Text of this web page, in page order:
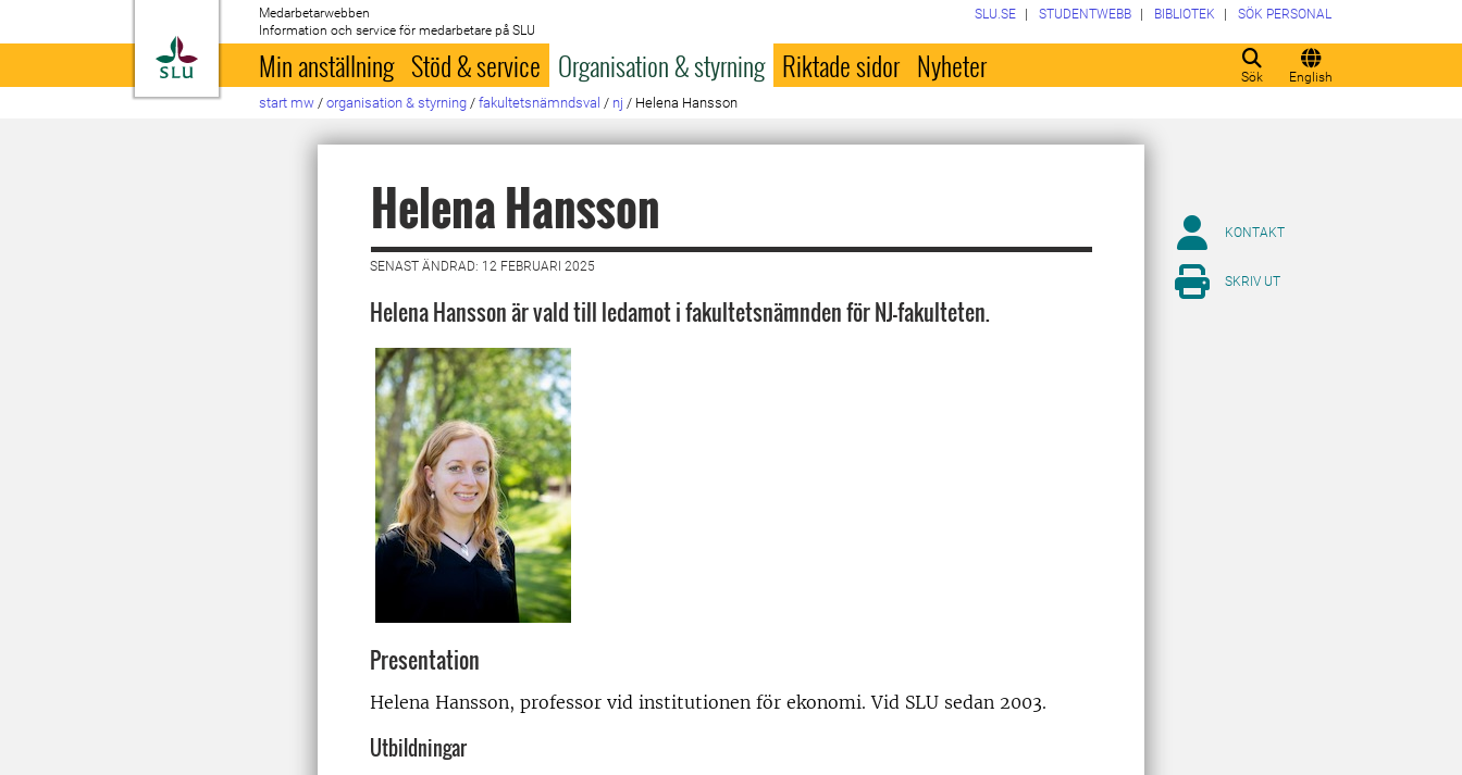
Till startsida
Medarbetarwebben
Information och service för medarbetare på SLU
Sök English
SLU.SE STUDENTWEBB BIBLIOTEK SÖK PERSONAL
Min anställning Stöd & service Organisation & styrning Riktade sidor Nyheter
start mw / organisation & styrning / fakultetsnämndsval / nj / Helena Hansson
Helena Hansson
SENAST ÄNDRAD: 12 FEBRUARI 2025
Helena Hansson är vald till ledamot i fakultetsnämnden för NJ-fakulteten.
Presentation
Helena Hansson, professor vid institutionen för ekonomi. Vid SLU sedan 2003.
Utbildningar
KONTAKT
SKRIV UT